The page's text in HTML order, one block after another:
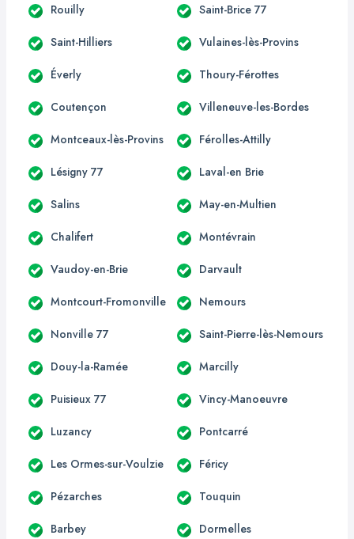
Rouilly Saint-Brice 77
Saint-Hilliers Vulaines-lès-Provins
Éverly Thoury-Férottes
Coutençon Villeneuve-les-Bordes
Montceaux-lès-Provins Férolles-Attilly
Lésigny 77 Laval-en Brie
Salins May-en-Multien
Chalifert Montévrain
Vaudoy-en-Brie Darvault
Montcourt-Fromonville Nemours
Nonville 77 Saint-Pierre-lès-Nemours
Douy-la-Ramée Marcilly
Puisieux 77 Vincy-Manoeuvre
Luzancy Pontcarré
Les Ormes-sur-Voulzie Féricy
Pézarches Touquin
Barbey Dormelles